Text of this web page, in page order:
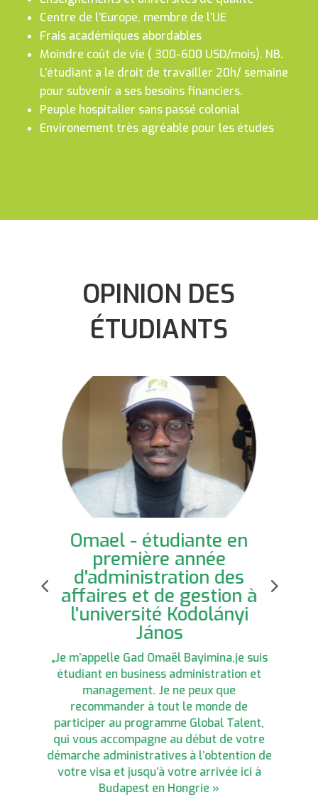
Enseignements et universités de qualité
Centre de l’Europe, membre de l’UE
Frais académiques abordables
Moindre coût de vie ( 300-600 USD/mois). NB.
L’étudiant a le droit de travailler 20h/ semaine
pour subvenir a ses besoins financiers.
Peuple hospitalier sans passé colonial
Environement très agréable pour les études
OPINION DES
ÉTUDIANTS
Omael - étudiante en
première année
d'administration des
affaires et de gestion à
l'université Kodolányi
János
„Je m’appelle Gad Omaël Bayimina,je suis
étudiant en business administration et
management. Je ne peux que
recommander à tout le monde de
participer au programme Global Talent,
qui vous accompagne au début de votre
démarche administratives à l’obtention de
votre visa et jusqu’à votre arrivée ici à
Budapest en Hongrie »
vous postulez, quand vous êtes
sélectionné je vous rassure que vous
n’allez pas rencontrer de complications.
la fin nous n’avions même pas connu une
seule complication. En tout cas, GlobalTalent nous a facilité la tâche. »
Omael - étudiante en
première année
d'administration des
affaires et de gestion à
l'université Kodolányi
János
„Je m’appelle Gad Omaël Bayimina,je suis
étudiant en business administration et
management. Je ne peux que
recommander à tout le monde de
participer au programme Global Talent,
qui vous accompagne au début de votre
démarche administratives à l’obtention de
votre visa et jusqu’à votre arrivée ici à
Budapest en Hongrie »